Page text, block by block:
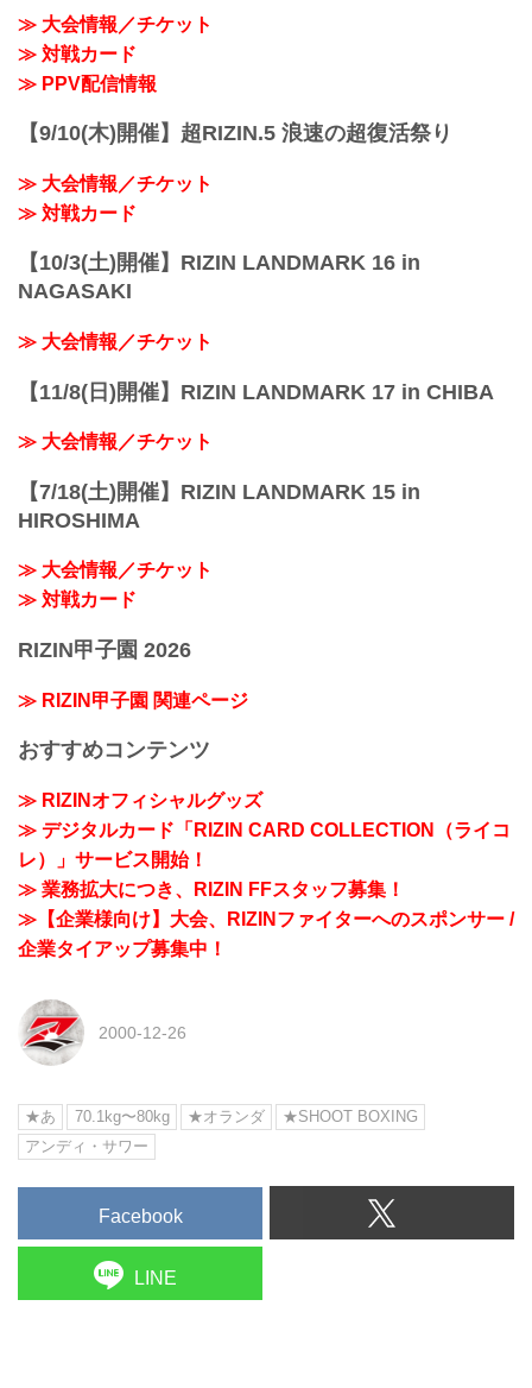
≫ 大会情報／チケット
≫ 対戦カード
≫ PPV配信情報
【9/10(木)開催】超RIZIN.5 浪速の超復活祭り
≫ 大会情報／チケット
≫ 対戦カード
【10/3(土)開催】RIZIN LANDMARK 16 in
NAGASAKI
≫ 大会情報／チケット
【11/8(日)開催】RIZIN LANDMARK 17 in CHIBA
≫ 大会情報／チケット
【7/18(土)開催】RIZIN LANDMARK 15 in
HIROSHIMA
≫ 大会情報／チケット
≫ 対戦カード
RIZIN甲子園 2026
≫ RIZIN甲子園 関連ページ
おすすめコンテンツ
≫ RIZINオフィシャルグッズ
≫ デジタルカード「RIZIN CARD COLLECTION（ライコ
レ）」サービス開始！
≫ 業務拡大につき、RIZIN FFスタッフ募集！
≫【企業様向け】大会、RIZINファイターへのスポンサー /
企業タイアップ募集中！
2000-12-26
★あ 70.1kg〜80kg ★オランダ
★SHOOT BOXING
アンディ・サワー
Facebook
LINE